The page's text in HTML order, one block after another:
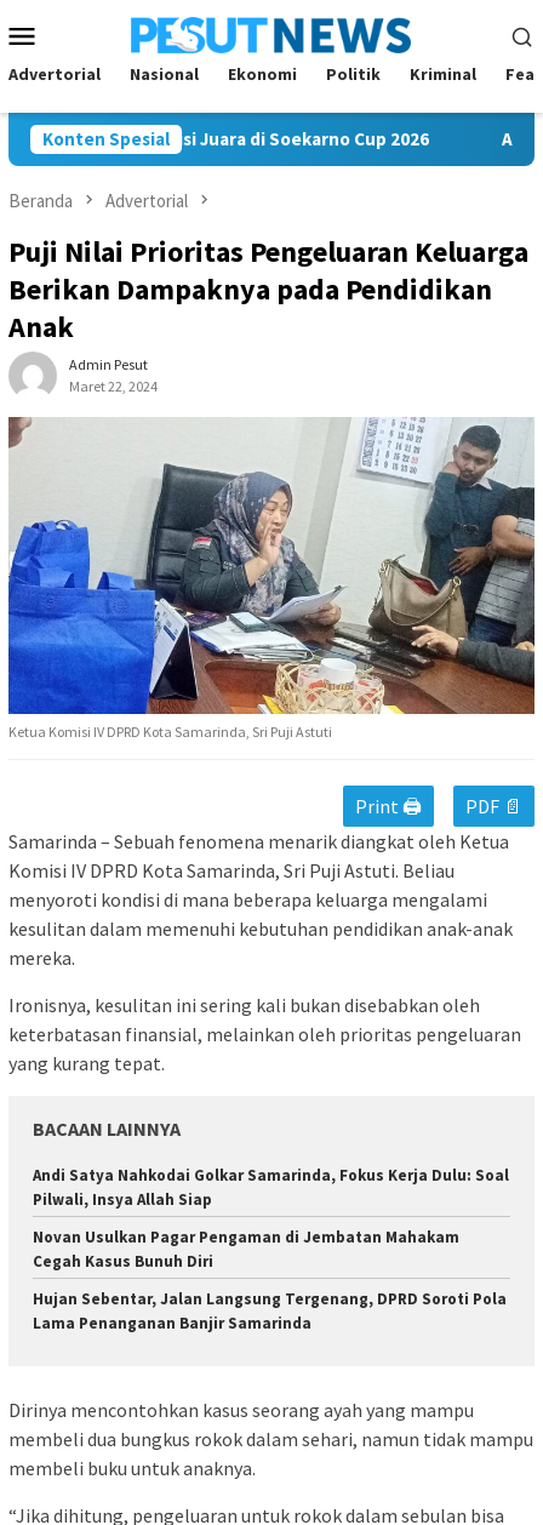
ke
kontenMobile
Advertorial Nasional Ekonomi Politik Kriminal
Konten Spesial
FC Bawa Misi Juara di Soekarno Cup 2026 Andi Satya
Beranda Advertorial
Puji Nilai Prioritas Pengeluaran Keluarga
Berikan Dampaknya pada Pendidikan
Anak
Admin Pesut
Maret 22, 2024
Ketua Komisi IV DPRD Kota Samarinda, Sri Puji Astuti
Print 🖨
PDF 📄
Samarinda – Sebuah fenomena menarik diangkat oleh Ketua
Komisi IV DPRD Kota Samarinda, Sri Puji Astuti. Beliau
menyoroti kondisi di mana beberapa keluarga mengalami
kesulitan dalam memenuhi kebutuhan pendidikan anak-anak
mereka.
Ironisnya, kesulitan ini sering kali bukan disebabkan oleh
keterbatasan finansial, melainkan oleh prioritas pengeluaran
yang kurang tepat.
BACAAN LAINNYA
Andi Satya Nahkodai Golkar Samarinda, Fokus Kerja Dulu: Soal
Pilwali, Insya Allah Siap
Novan Usulkan Pagar Pengaman di Jembatan Mahakam
Cegah Kasus Bunuh Diri
Hujan Sebentar, Jalan Langsung Tergenang, DPRD Soroti Pola
Lama Penanganan Banjir Samarinda
Dirinya mencontohkan kasus seorang ayah yang mampu
membeli dua bungkus rokok dalam sehari, namun tidak mampu
membeli buku untuk anaknya.
“Jika dihitung, pengeluaran untuk rokok dalam sebulan bisa